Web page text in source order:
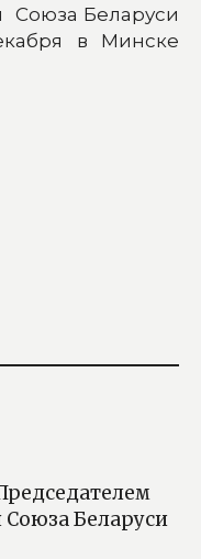
Союза Беларуси
в Минске
Беларуси